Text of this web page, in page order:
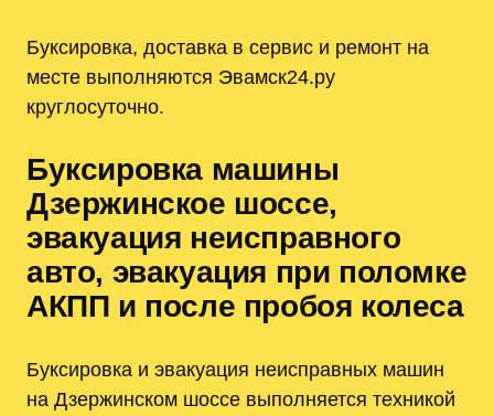
Буксировка, доставка в сервис и ремонт на
месте выполняются Эвамск24.ру
круглосуточно.
Буксировка машины
Дзержинское шоссе,
эвакуация неисправного
авто, эвакуация при поломке
АКПП и после пробоя колеса
Буксировка и эвакуация неисправных машин
на Дзержинском шоссе выполняется техникой